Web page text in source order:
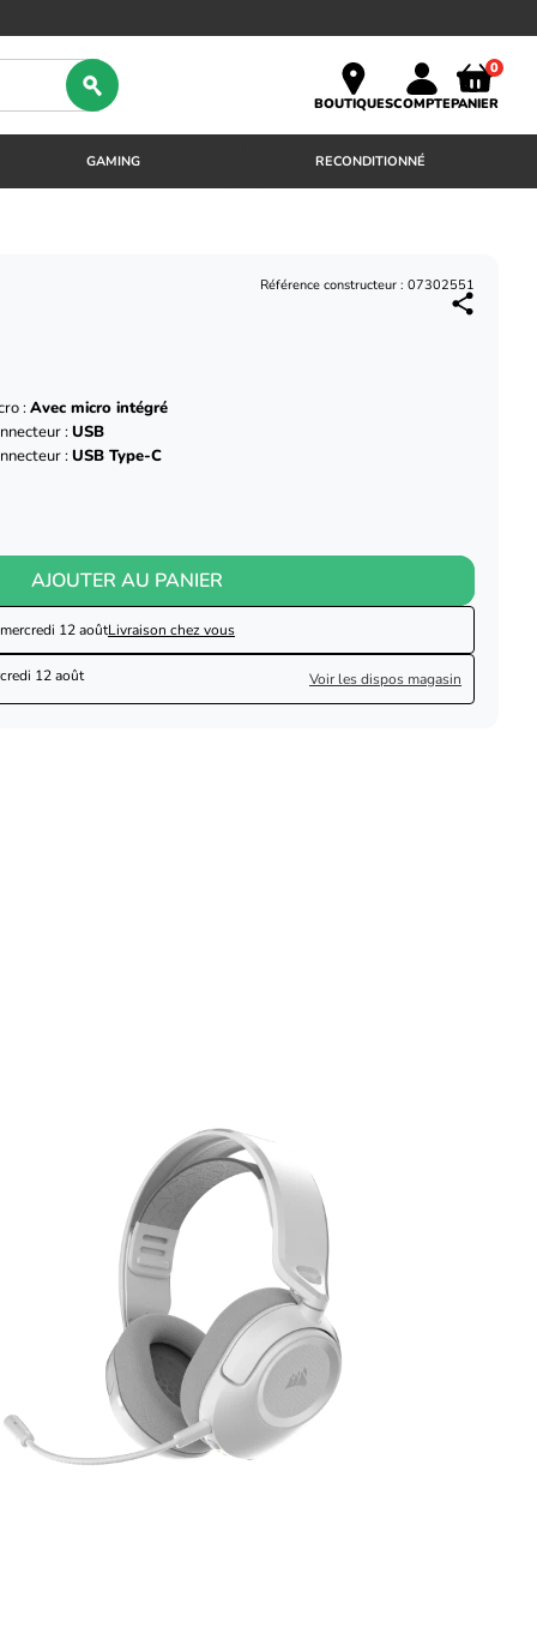
BOUTIQUESCOMPTE
0
PANIER
GAMING RECONDITIONNÉ
Référence constructeur : 07302551
:Avec micro intégré
:USB
:USB Type-C
AJOUTER AU PANIER
mercredi 12 aoûtLivraison chez vous
12 août Voir les dispos magasin